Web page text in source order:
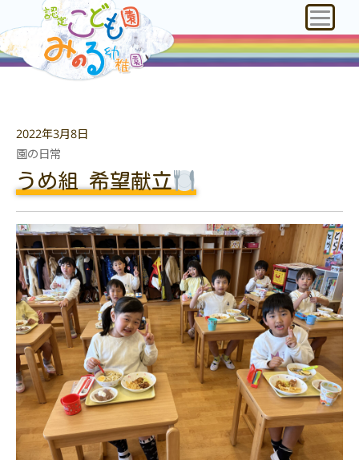
2022年3月8日
園の日常
うめ組 希望献立